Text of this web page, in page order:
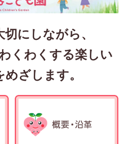
にしながら、
くわくする楽しい
ざします。